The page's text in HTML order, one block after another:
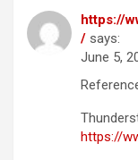
https://
/ says:
June 5,
https://